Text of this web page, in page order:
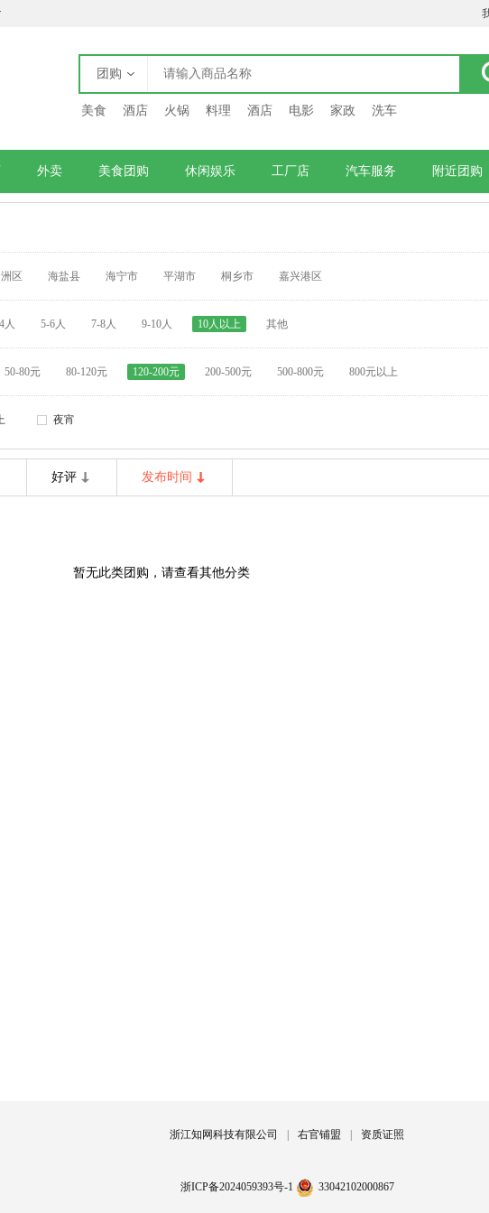
团购
美食 酒店 火锅 料理 酒店 电影 家政 洗车
外卖 美食团购 休闲娱乐 工厂店 汽车服务 附近团购
区 海盐县 海宁市 平湖市 桐乡市 嘉兴港区
人 5-6人 7-8人 9-10人 10人以上 其他
50-80元 80-120元 120-200元 200-500元 500-800元 800元以上
夜宵
好评 发布时间
暂无此类团购，请查看其他分类
浙江知网科技有限公司 右官铺盟 资质证照
浙ICP备2024059393号-1 33042102000867